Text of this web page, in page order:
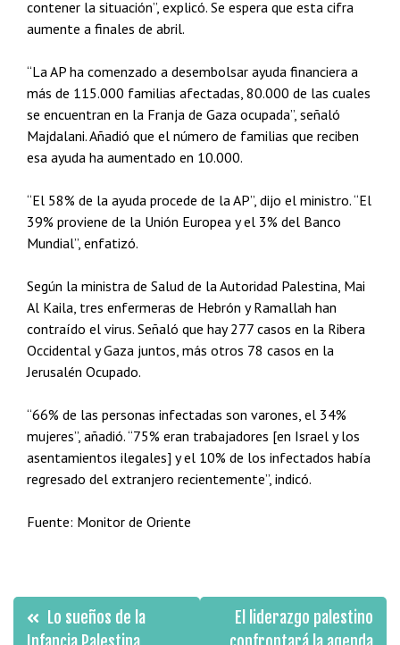
contener la situación”, explicó. Se espera que esta cifra
aumente a finales de abril.
“La AP ha comenzado a desembolsar ayuda financiera a
más de 115.000 familias afectadas, 80.000 de las cuales
se encuentran en la Franja de Gaza ocupada”, señaló
Majdalani. Añadió que el número de familias que reciben
esa ayuda ha aumentado en 10.000.
“El 58% de la ayuda procede de la AP”, dijo el ministro. “El
39% proviene de la Unión Europea y el 3% del Banco
Mundial”, enfatizó.
Según la ministra de Salud de la Autoridad Palestina, Mai
Al Kaila, tres enfermeras de Hebrón y Ramallah han
contraído el virus. Señaló que hay 277 casos en la Ribera
Occidental y Gaza juntos, más otros 78 casos en la
Jerusalén Ocupado.
“66% de las personas infectadas son varones, el 34%
mujeres”, añadió. “75% eran trabajadores [en Israel y los
asentamientos ilegales] y el 10% de los infectados había
regresado del extranjero recientemente”, indicó.
Fuente: Monitor de Oriente
Navegación
Lo sueños de la
El liderazgo palestino